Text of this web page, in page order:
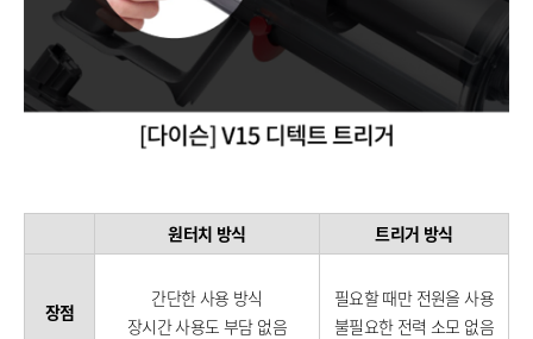
원터치 방식 트리거 방식
장점
간단한 사용 방식
장시간 사용도 부담 없음
필요할 때만 전원을 사용
불필요한 전력 소모 없음